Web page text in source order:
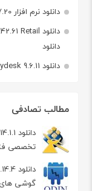
دانلود نرم افزار winrar 7.20 وین رار
دانلود
دانلود anydesk 9.6.11 کنترل ویندوز از راه دور
مطالب تصادفی
تخصصی
گوشی